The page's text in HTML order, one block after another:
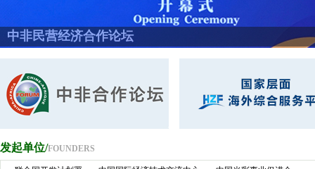
中非民营经济合作论坛
发起单位/FOUNDERS